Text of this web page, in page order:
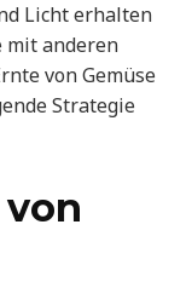
Licht erhalten
mit anderen
von Gemüse
Strategie